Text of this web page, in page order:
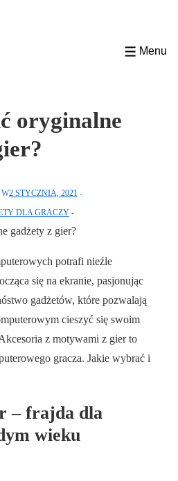
Menu
oryginalne
2 STYCZNIA, 2021
DLA GRACZY
potrafi nieźle
się na ekranie, pasjonując
gadżetów, które pozwalają
cieszyć się swoim
z motywami z gier to
gracza. Jakie wybrać i
– frajda dla
wieku